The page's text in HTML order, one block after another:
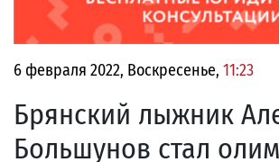
6 февраля 2022, Воскресенье, 11:23
Брянский лыжник
Большунов стал